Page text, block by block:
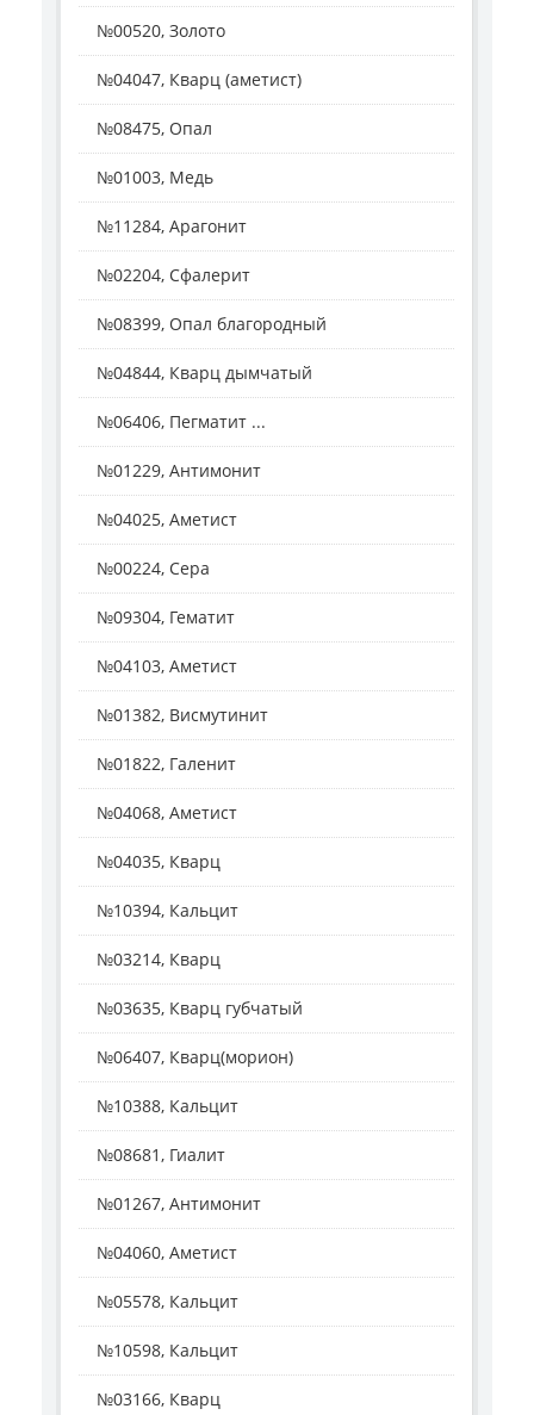
№00520, Золото
№04047, Кварц (аметист)
№08475, Опал
№01003, Медь
№11284, Арагонит
№02204, Сфалерит
№08399, Опал благородный
№04844, Кварц дымчатый
№06406, Пегматит ...
№01229, Антимонит
№04025, Аметист
№00224, Сера
№09304, Гематит
№04103, Аметист
№01382, Висмутинит
№01822, Галенит
№04068, Аметист
№04035, Кварц
№10394, Кальцит
№03214, Кварц
№03635, Кварц губчатый
№06407, Кварц(морион)
№10388, Кальцит
№08681, Гиалит
№01267, Антимонит
№04060, Аметист
№05578, Кальцит
№10598, Кальцит
№03166, Кварц